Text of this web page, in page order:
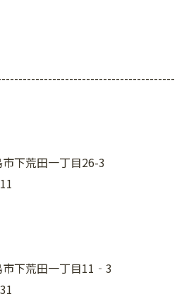
下荒田一丁目26-3
市下荒田一丁目11‐3